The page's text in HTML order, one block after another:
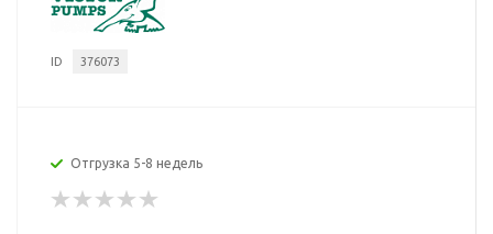
ID 376073
Отгрузка 5-8 недель